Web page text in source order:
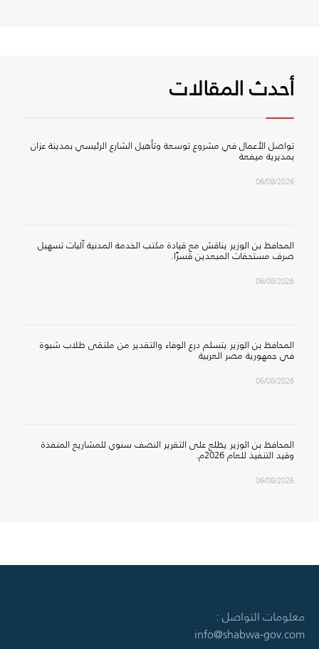
أحدث المقالات
تواصل الأعمال في مشروع توسعة وتأهيل الشارع الرئيسي بمدينة عزان
بمديرية ميفعة
06/08/2026
المحافظ بن الوزير يناقش مع قيادة مكتب الخدمة المدنية آليات تسهيل
صرف مستحقات المبعدين قسرًا.
06/08/2026
المحافظ بن الوزير يتسلم درع الوفاء والتقدير من ملتقى طلاب شبوة
في جمهورية مصر العربية
06/08/2026
المحافظ بن الوزير يطلع على التقرير النصف سنوي للمشاريع المنفذة
وقيد التنفيذ للعام 2026م.
06/08/2026
معلومات التواصل :
info@shabwa-gov.com